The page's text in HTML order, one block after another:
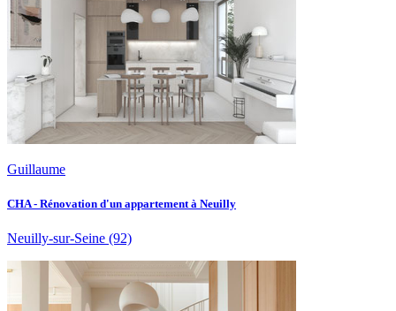
Guillaume
CHA - Rénovation d'un appartement à Neuilly
Neuilly-sur-Seine (92)